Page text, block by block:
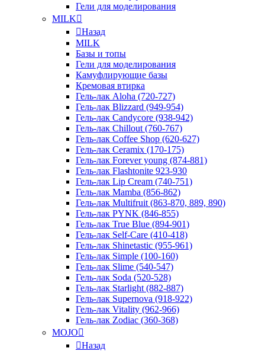
Гели для моделирования
MILK
Назад
MILK
Базы и топы
Гели для моделирования
Камуфлирующие базы
Кремовая втирка
Гель-лак Aloha (720-727)
Гель-лак Blizzard (949-954)
Гель-лак Candycore (938-942)
Гель-лак Chillout (760-767)
Гель-лак Coffee Shop (620-627)
Гель-лак Ceramix (170-175)
Гель-лак Forever young (874-881)
Гель-лак Flashtonite 923-930
Гель-лак Lip Cream (740-751)
Гель-лак Mamba (856-862)
Гель-лак Multifruit (863-870, 889, 890)
Гель-лак PYNK (846-855)
Гель-лак True Blue (894-901)
Гель-лак Self-Care (410-418)
Гель-лак Shinetastic (955-961)
Гель-лак Simple (100-160)
Гель-лак Slime (540-547)
Гель-лак Soda (520-528)
Гель-лак Starlight (882-887)
Гель-лак Supernova (918-922)
Гель-лак Vitality (962-966)
Гель-лак Zodiac (360-368)
MOJO
Назад